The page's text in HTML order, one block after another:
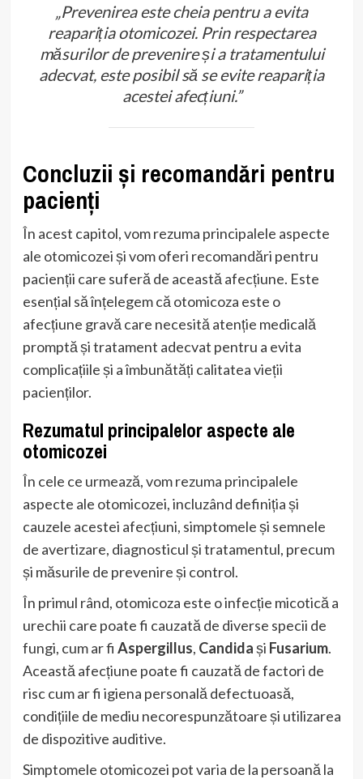
„Prevenirea este cheia pentru a evita
reapariția otomicozei. Prin respectarea
măsurilor de prevenire și a tratamentului
adecvat, este posibil să se evite reapariția
acestei afecțiuni.”
Concluzii și recomandări pentru
pacienți
În acest capitol, vom rezuma principalele aspecte
ale otomicozei și vom oferi recomandări pentru
pacienții care suferă de această afecțiune. Este
esențial să înțelegem că otomicoza este o
afecțiune gravă care necesită atenție medicală
promptă și tratament adecvat pentru a evita
complicațiile și a îmbunătăți calitatea vieții
pacienților.
Rezumatul principalelor aspecte ale
otomicozei
În cele ce urmează, vom rezuma principalele
aspecte ale otomicozei, incluzând definiția și
cauzele acestei afecțiuni, simptomele și semnele
de avertizare, diagnosticul și tratamentul, precum
și măsurile de prevenire și control.
În primul rând, otomicoza este o infecție micotică a
urechii care poate fi cauzată de diverse specii de
fungi, cum ar fi Aspergillus, Candidași Fusarium.
Această afecțiune poate fi cauzată de factori de
risc cum ar fi igiena personală defectuoasă,
condițiile de mediu necorespunzătoare și utilizarea
de dispozitive auditive.
Simptomele otomicozei pot varia de la persoană la